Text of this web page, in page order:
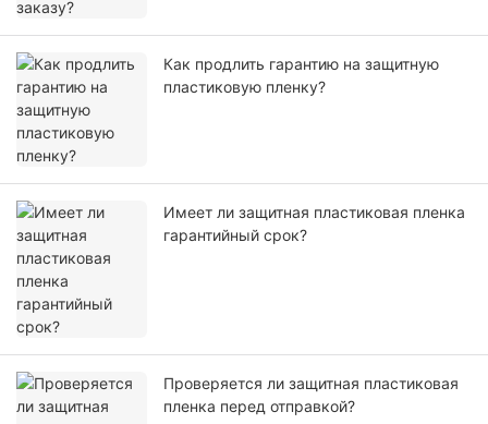
Как продлить гарантию на защитную
пластиковую пленку?
Имеет ли защитная пластиковая пленка
гарантийный срок?
Проверяется ли защитная пластиковая
пленка перед отправкой?